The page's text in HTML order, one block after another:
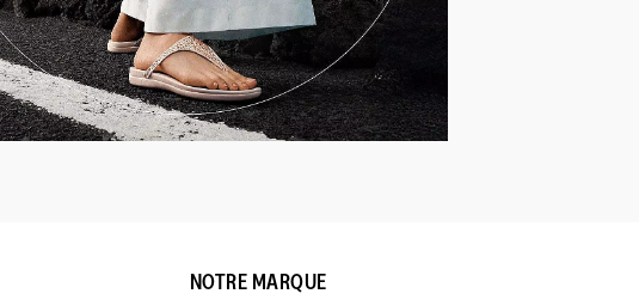
NOTRE MARQUE